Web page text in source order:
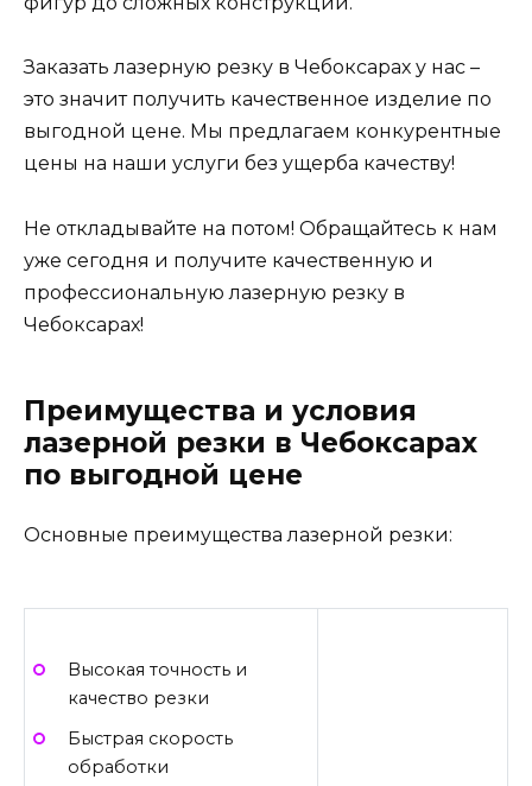
Заказать лазерную резку в Чебоксарах у нас –
это значит получить качественное изделие по
выгодной цене. Мы предлагаем конкурентные
цены на наши услуги без ущерба качеству!
Не откладывайте на потом! Обращайтесь к нам
уже сегодня и получите качественную и
профессиональную лазерную резку в
Чебоксарах!
Преимущества и условия
лазерной резки в Чебоксарах
по выгодной цене
Основные преимущества лазерной резки:
Высокая точность и
качество резки
Быстрая скорость
обработки